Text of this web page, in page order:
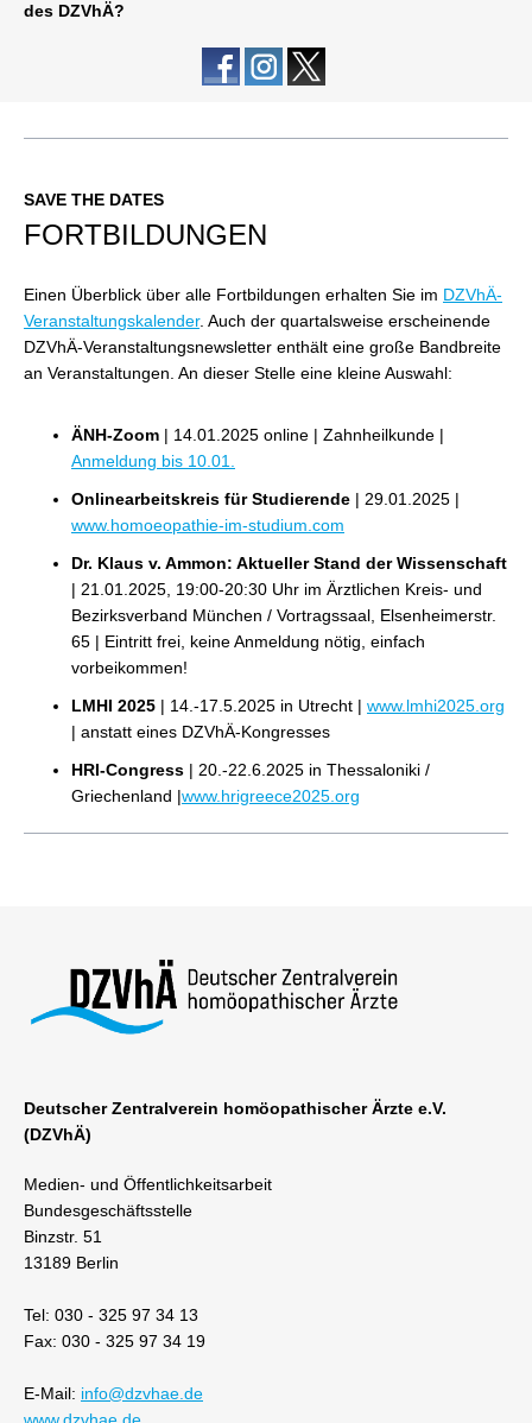
des DZVhÄ?
SAVE THE DATES
FORTBILDUNGEN
Einen Überblick über alle Fortbildungen erhalten Sie im DZVhÄ-
Veranstaltungskalender. Auch der quartalsweise erscheinende
DZVhÄ-Veranstaltungsnewsletter enthält eine große Bandbreite
an Veranstaltungen. An dieser Stelle eine kleine Auswahl:
ÄNH-Zoom | 14.01.2025 online | Zahnheilkunde |
Anmeldung bis 10.01.
Onlinearbeitskreis für Studierende | 29.01.2025 |
www.homoeopathie-im-studium.com
Dr. Klaus v. Ammon: Aktueller Stand der Wissenschaft
| 21.01.2025, 19:00-20:30 Uhr im Ärztlichen Kreis- und
Bezirksverband München / Vortragssaal, Elsenheimerstr.
65 | Eintritt frei, keine Anmeldung nötig, einfach
vorbeikommen!
LMHI 2025 | 14.-17.5.2025 in Utrecht | www.lmhi2025.org
| anstatt eines DZVhÄ-Kongresses
HRI-Congress | 20.-22.6.2025 in Thessaloniki /
Griechenland |www.hrigreece2025.org
Deutscher Zentralverein homöopathischer Ärzte e.V.
(DZVhÄ)
Medien- und Öffentlichkeitsarbeit
Bundesgeschäftsstelle
Binzstr. 51
13189 Berlin
Tel: 030 - 325 97 34 13
Fax: 030 - 325 97 34 19
E-Mail: info@dzvhae.de